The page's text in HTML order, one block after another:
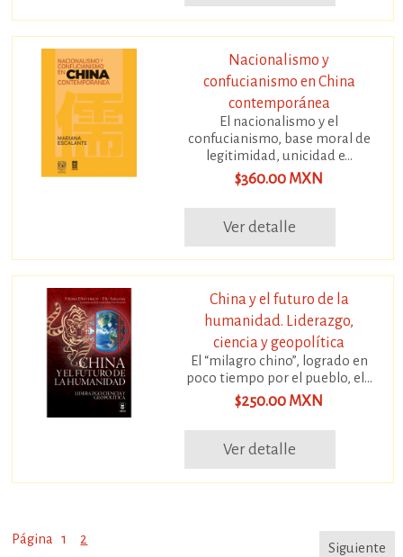
Nacionalismo y
confucianismo en China
contemporánea
El nacionalismo y el
confucianismo, base moral de
legitimidad, unicidad e...
$360.00 MXN
Ver detalle
China y el futuro de la
humanidad. Liderazgo,
ciencia y geopolítica
El “milagro chino”, logrado en
poco tiempo por el pueblo, el...
$250.00 MXN
Ver detalle
Página 1 2
Siguiente